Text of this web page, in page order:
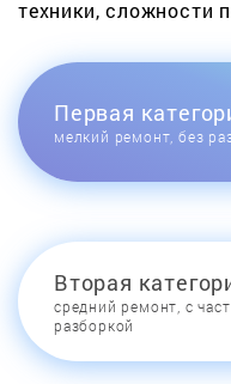
техники, сложности
Первая
мелкий ремонт, без
Вторая
средний ремонт, с
разборкой